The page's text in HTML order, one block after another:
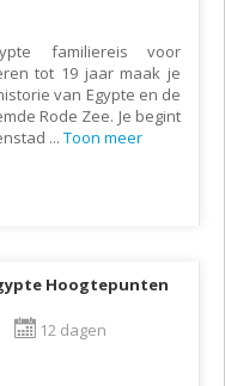
familiereis voor
tot 19 jaar maak je
van Egypte en de
Rode Zee. Je begint
... Toon meer
Hoogtepunten
12 dagen